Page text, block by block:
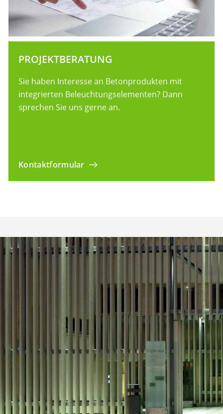
PROJEKTBERATUNG
Sie haben Interesse an Betonprodukten mit
integrierten Beleuchtungselementen? Dann
sprechen Sie uns gerne an.
Kontaktformular